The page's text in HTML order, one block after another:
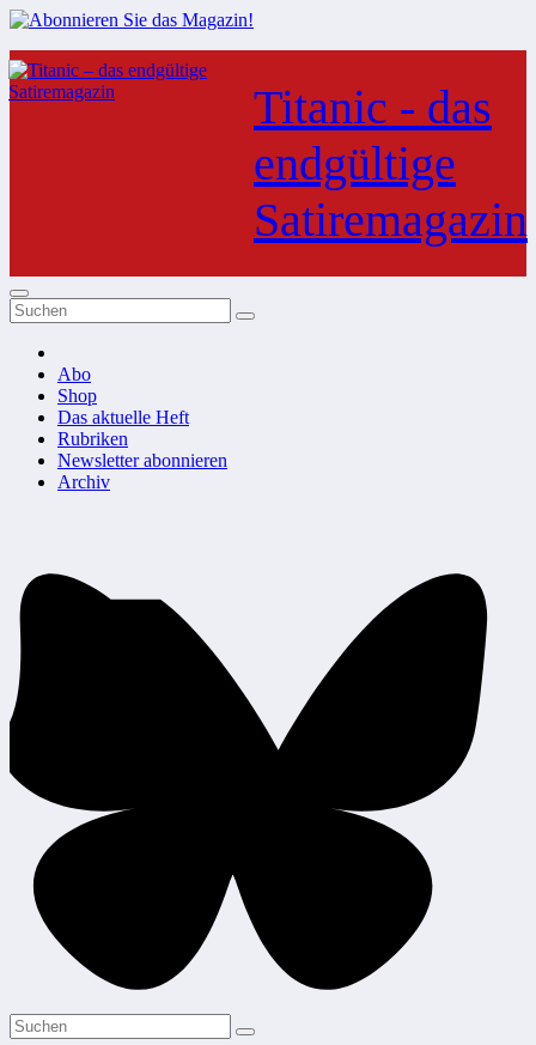
Zum
Inhalt
springen
Titanic - das
endgültige
Satiremagazin
Abo
Shop
Das aktuelle Heft
Rubriken
Newsletter abonnieren
Archiv